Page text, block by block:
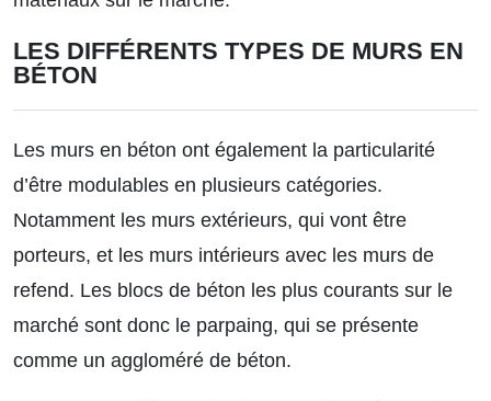
LES DIFFÉRENTS TYPES DE MURS EN
BÉTON
Les murs en béton ont également la particularité
d’être modulables en plusieurs catégories.
Notamment les murs extérieurs, qui vont être
porteurs, et les murs intérieurs avec les murs de
refend. Les blocs de béton les plus courants sur le
marché sont donc le parpaing, qui se présente
comme un aggloméré de béton.